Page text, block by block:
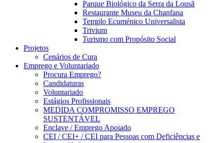
Parque Biológico da Serra da Lousã
Restaurante Museu da Chanfana
Templo Ecuménico Universalista
Trivium
Turismo com Propósito Social
Projetos
Cenários de Cura
Emprego e Voluntariado
Procura Emprego?
Candidaturas
Voluntariado
Estágios Profissionais
MEDIDA COMPROMISSO EMPREGO
SUSTENTÁVEL
Enclave / Emprego Apoiado
CEI / CEI+ / CEI para Pessoas com Deficiências e